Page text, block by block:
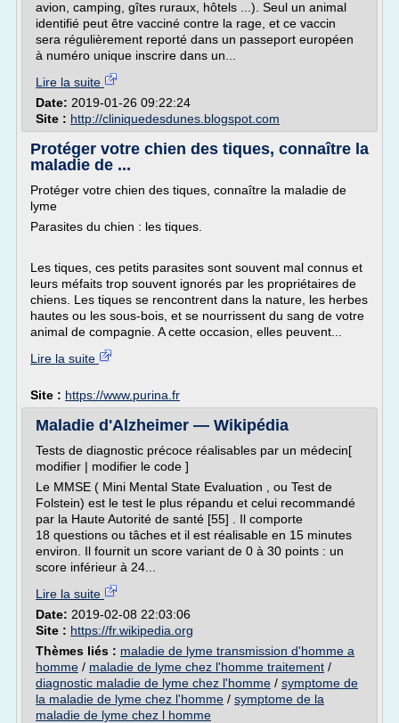
avion, camping, gîtes ruraux, hôtels ...). Seul un animal
identifié peut être vacciné contre la rage, et ce vaccin
sera régulièrement reporté dans un passeport européen
à numéro unique inscrire dans un...
Lire la suite
Date: 2019-01-26 09:22:24
Site : http://cliniquedesdunes.blogspot.com
Protéger votre chien des tiques, connaître la
maladie de ...
Protéger votre chien des tiques, connaître la maladie de
lyme
Parasites du chien : les tiques.
Les tiques, ces petits parasites sont souvent mal connus et
leurs méfaits trop souvent ignorés par les propriétaires de
chiens. Les tiques se rencontrent dans la nature, les herbes
hautes ou les sous-bois, et se nourrissent du sang de votre
animal de compagnie. A cette occasion, elles peuvent...
Lire la suite
Site : https://www.purina.fr
Maladie d'Alzheimer — Wikipédia
Tests de diagnostic précoce réalisables par un médecin[
modifier | modifier le code ]
Le MMSE ( Mini Mental State Evaluation , ou Test de
Folstein) est le test le plus répandu et celui recommandé
par la Haute Autorité de santé [55] . Il comporte
18 questions ou tâches et il est réalisable en 15 minutes
environ. Il fournit un score variant de 0 à 30 points : un
score inférieur à 24...
Lire la suite
Date: 2019-02-08 22:03:06
Site : https://fr.wikipedia.org
Thèmes liés : maladie de lyme transmission d'homme a
homme / maladie de lyme chez l'homme traitement /
diagnostic maladie de lyme chez l'homme / symptome de
la maladie de lyme chez l'homme / symptome de la
maladie de lyme chez l homme